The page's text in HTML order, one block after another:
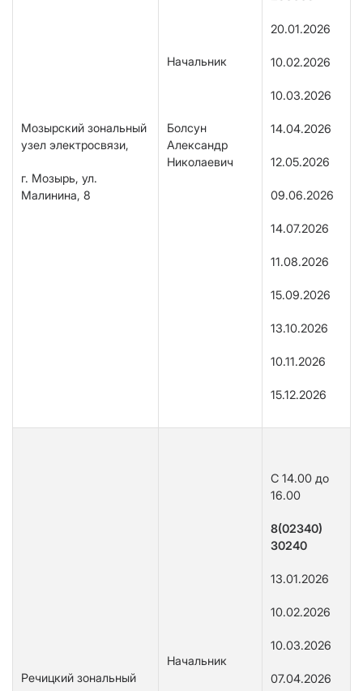
Мозырский зональный
узел электросвязи,
г. Мозырь, ул.
Малинина, 8
Начальник
Болсун
Александр
Николаевич
20.01.2026
10.02.2026
10.03.2026
14.04.2026
12.05.2026
09.06.2026
14.07.2026
11.08.2026
15.09.2026
13.10.2026
10.11.2026
15.12.2026
Речицкий зональный
Начальник
С 14.00 до
16.00
8(02340)
30240
13.01.2026
10.02.2026
10.03.2026
07.04.2026